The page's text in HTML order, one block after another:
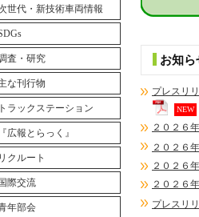
世代・新技術車両情報
査・研究
な刊行物
トラックステーション
『広報とらっく』
リクルート
国際交流
年部会
お知ら
プレスリ
NEW
２０２６
２０２６
２０２６
２０２６
プレスリ